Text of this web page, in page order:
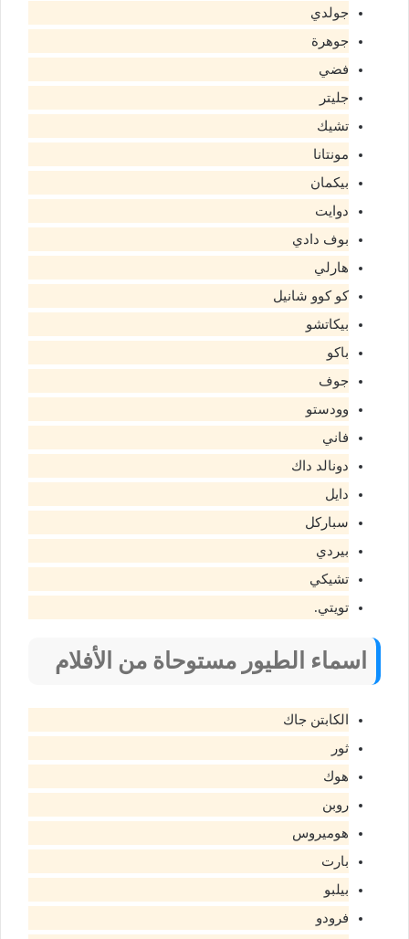
جولدي
جوهرة
فضي
جليتر
تشيك
مونتانا
بيكمان
دوايت
بوف دادي
هارلي
كو كوو شانيل
بيكاتشو
باكو
جوف
وودستو
فاني
دونالد داك
دايل
سباركل
بيردي
تشيكي
تويتي.
اسماء الطيور مستوحاة من الأفلام
الكابتن جاك
ثور
هوك
روبن
هوميروس
بارت
بيلبو
فرودو